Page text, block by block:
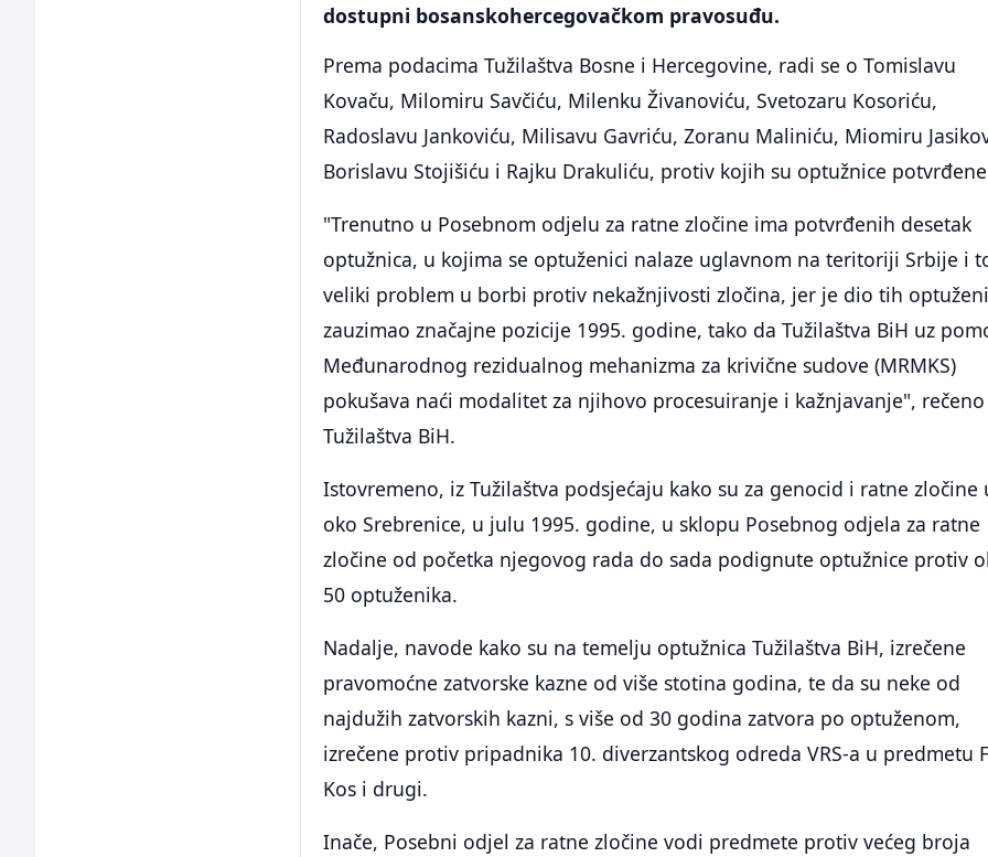
dostupni bosanskohercegovačkom pravosuđu.
Prema podacima Tužilaštva Bosne i Hercegovine, radi se o Tomislavu
Kovaču, Milomiru Savčiću, Milenku Živanoviću, Svetozaru Kosoriću,
Radoslavu Jankoviću, Milisavu Gavriću, Zoranu Maliniću, Miomiru
Borislavu Stojišiću i Rajku Drakuliću, protiv kojih su optužnice
"Trenutno u Posebnom odjelu za ratne zločine ima potvrđenih desetak
optužnica, u kojima se optuženici nalaze uglavnom na teritoriji Srbije i
veliki problem u borbi protiv nekažnjivosti zločina, jer je dio tih
zauzimao značajne pozicije 1995. godine, tako da Tužilaštva BiH uz
Međunarodnog rezidualnog mehanizma za krivične sudove (MRMKS)
pokušava naći modalitet za njihovo procesuiranje i kažnjavanje",
Tužilaštva BiH.
Istovremeno, iz Tužilaštva podsjećaju kako su za genocid i ratne zločine
oko Srebrenice, u julu 1995. godine, u sklopu Posebnog odjela za ratne
zločine od početka njegovog rada do sada podignute optužnice protiv
50 optuženika.
Nadalje, navode kako su na temelju optužnica Tužilaštva BiH, izrečene
pravomoćne zatvorske kazne od više stotina godina, te da su neke od
najdužih zatvorskih kazni, s više od 30 godina zatvora po optuženom,
izrečene protiv pripadnika 10. diverzantskog odreda VRS-a u predmetu
Kos i drugi.
Inače, Posebni odjel za ratne zločine vodi predmete protiv većeg broja